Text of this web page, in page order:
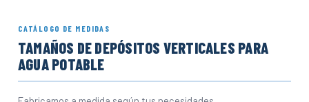
CATÁLOGO DE MEDIDAS
TAMAÑOS DE DEPÓSITOS VERTICALES PARA
AGUA POTABLE